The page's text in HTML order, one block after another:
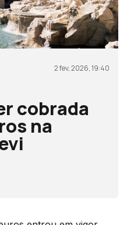
2 fev, 2026, 19:40
cobrada
na